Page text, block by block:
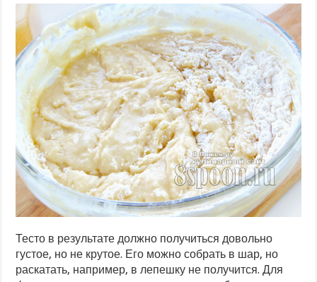
Тесто в результате должно получиться довольно
густое, но не крутое. Его можно собрать в шар, но
раскатать, например, в лепешку не получится. Для